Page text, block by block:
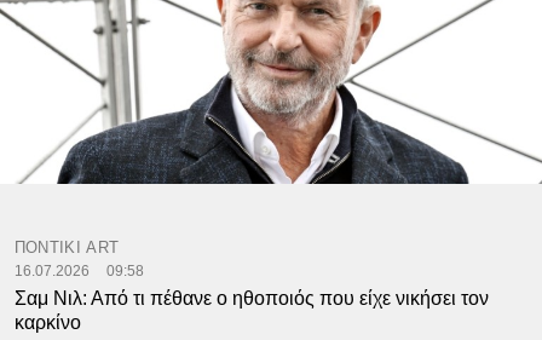
ΠΟΝΤΙΚΙ ART
16.07.2026 09:58
Σαμ Νιλ: Από τι πέθανε ο ηθοποιός που είχε νικήσει τον
καρκίνο